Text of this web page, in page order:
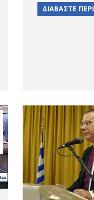
ΔΙΑΒΑΣΤΕ